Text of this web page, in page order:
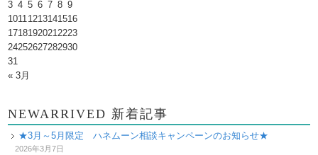
3 4 5 6 7 8 9
1011 1213141516
1718192021 2223
24252627282930
31
« 3月
NEWARRIVED 新着記事
★3月～5月限定 ハネムーン相談キャンペーンのお知らせ★
2026年3月7日